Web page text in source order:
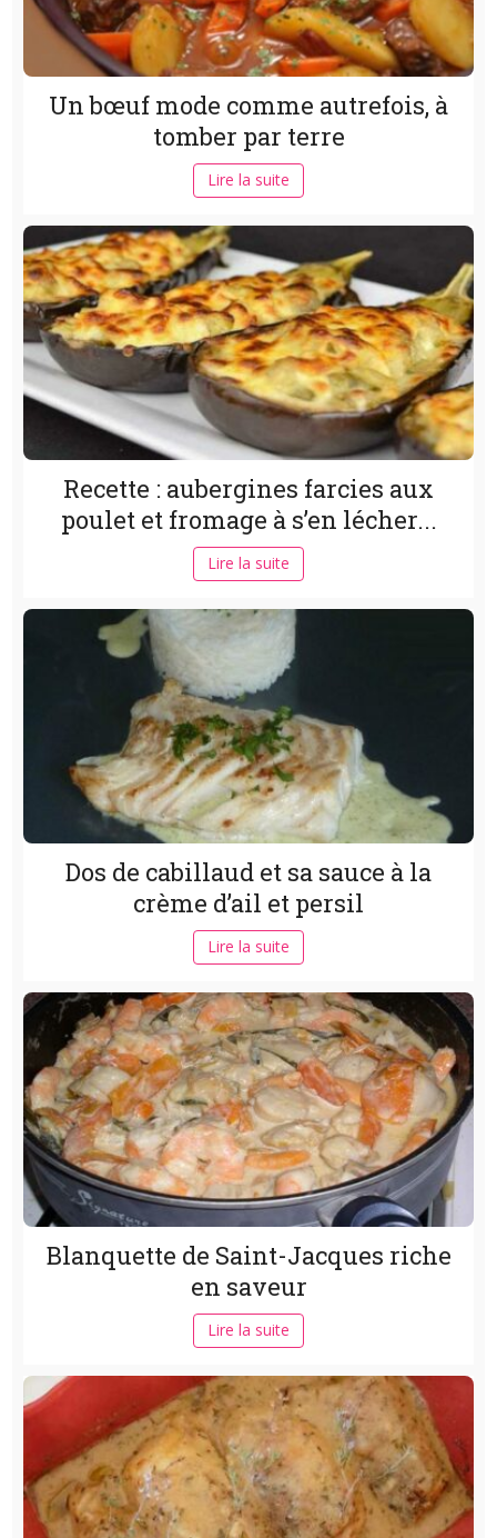
Un bœuf mode comme autrefois, à
tomber par terre
Lire la suite
Recette : aubergines farcies aux
poulet et fromage à s’en lécher...
Lire la suite
Dos de cabillaud et sa sauce à la
crème d’ail et persil
Lire la suite
Blanquette de Saint-Jacques riche
en saveur
Lire la suite